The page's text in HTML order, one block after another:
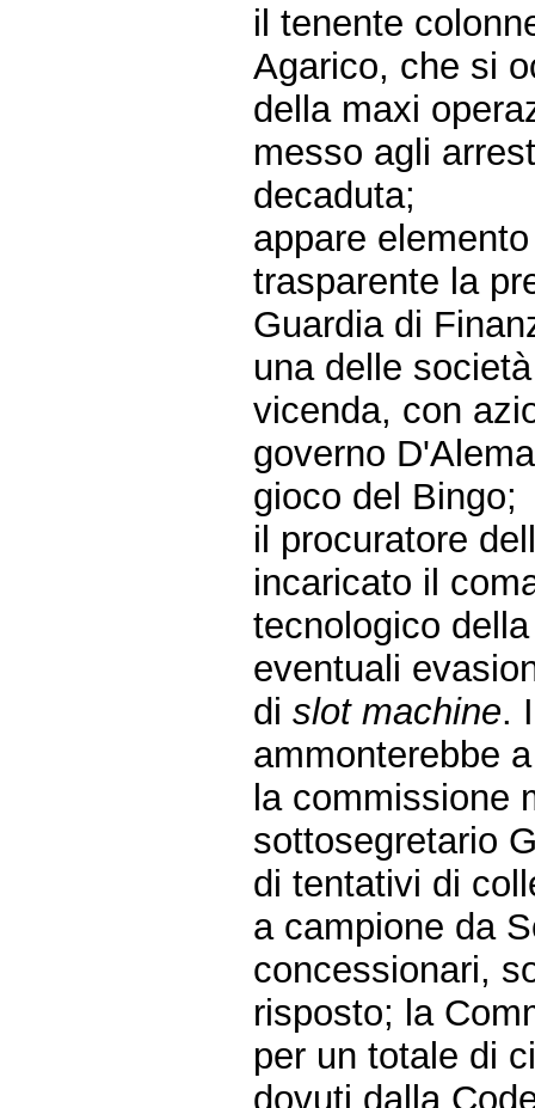
il tenente
Agarico, che si
della maxi
messo agli
decaduta;
appare
trasparente la
Guardia di
una delle
vicenda, con
governo
gioco del Bingo;
il procuratore
incaricato il
tecnologico
eventuali
dislot machine.
ammonterebbe
la commissione
sottosegretario
di tentativi di
a campione da
concessionari,
risposto; la
per un totale di
dovuti dalla